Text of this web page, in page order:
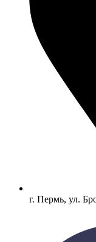
г. Пермь, ул.